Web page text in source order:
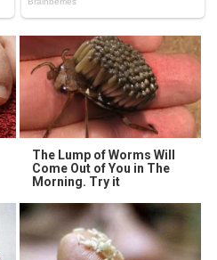
The Lump of Worms Will
Come Out of You in The
Morning. Try it